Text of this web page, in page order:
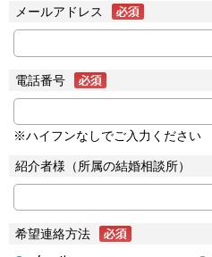
メールアドレス
電話番号
※ハイフンなしでご入力ください
紹介者様（所属の結婚相談所）
希望連絡方法